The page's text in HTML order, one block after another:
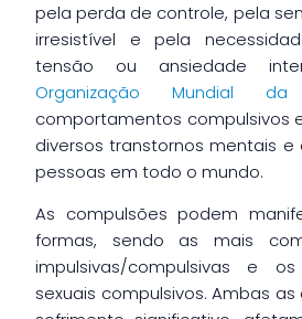
pela perda de controle, pela
irresistível e pela
tensão ou ansiedade
Organização Mundial
comportamentos compulsivos
diversos transtornos mentais
pessoas em todo o mundo.
As compulsões podem
formas, sendo as mais
impulsivas/compulsivas e
sexuais compulsivos. Ambas